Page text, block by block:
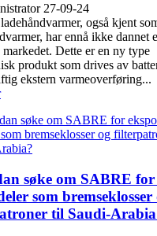
27-09-24
også kjent
har ennå ikke dannet
markedet. Dette er en ny type
produkt som drives av
ekstern varmeoverføring...
søke om SABRE
som bremseklosser
til Saudi-